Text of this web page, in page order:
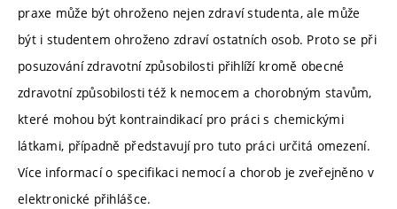
praxe může být ohroženo nejen zdraví studenta, ale může
být i studentem ohroženo zdraví ostatních osob. Proto se při
posuzování zdravotní způsobilosti přihlíží kromě obecné
zdravotní způsobilosti též k nemocem a chorobným stavům,
které mohou být kontraindikací pro práci s chemickými
látkami, případně představují pro tuto práci určitá omezení.
Více informací o specifikaci nemocí a chorob je zveřejněno v
elektronické přihlášce.